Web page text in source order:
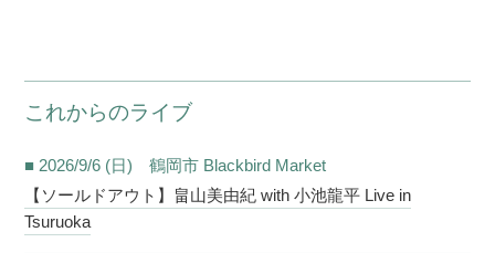
これからのライブ
■ 2026/9/6 (日) 鶴岡市 Blackbird Market
【ソールドアウト】畠山美由紀 with 小池龍平 Live in
Tsuruoka